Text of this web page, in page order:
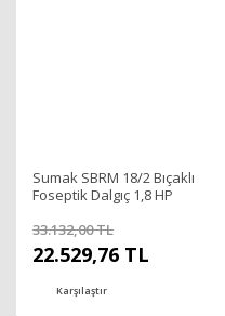
Sumak SBRM 18/2 Bıçaklı
Foseptik Dalgıç 1,8 HP
33.132,00 TL
22.529,76 TL
Karşılaştır